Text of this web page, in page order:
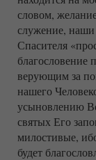
словом,
служение, наши
Спасителя
благословение
верующим за
нашего
усыновлению
святых Его
милостивые,
будет